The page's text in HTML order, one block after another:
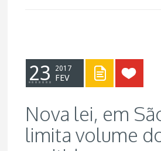
23 2017
FEV
Nova lei, em
limita volume